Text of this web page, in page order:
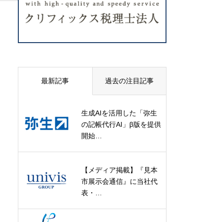
最新記事 過去の注目記事
生成AIを活用した「弥生
の記帳代行AI」β版を提供
開始…
【メディア掲載】『見本
市展示会通信』に当社代
表・…